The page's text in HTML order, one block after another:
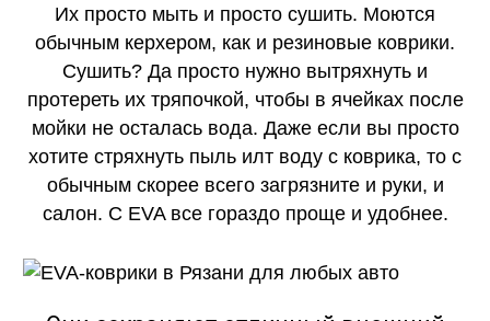
Их просто мыть и просто сушить. Моются
обычным керхером, как и резиновые коврики.
Сушить? Да просто нужно вытряхнуть и
протереть их тряпочкой, чтобы в ячейках после
мойки не осталась вода. Даже если вы просто
хотите стряхнуть пыль илт воду с коврика, то с
обычным скорее всего загрязните и руки, и
салон. С EVA все гораздо проще и удобнее.